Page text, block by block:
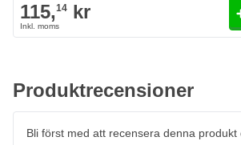
Diameter: 77 mm
Antal hål: 6
Fästning: Grip / kardborreband
115,14 kr
Produktrecensioner
Bli först med att recensera denna